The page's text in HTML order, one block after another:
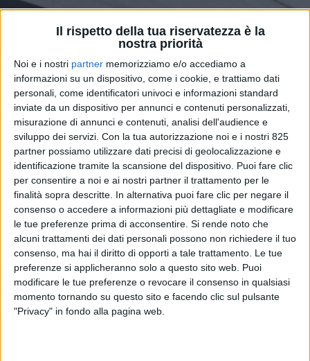
Il rispetto della tua riservatezza è la
nostra priorità
Noi e i nostri partner memorizziamo e/o accediamo a
informazioni su un dispositivo, come i cookie, e trattiamo dati
personali, come identificatori univoci e informazioni standard
inviate da un dispositivo per annunci e contenuti personalizzati,
misurazione di annunci e contenuti, analisi dell'audience e
sviluppo dei servizi. Con la tua autorizzazione noi e i nostri 825
partner possiamo utilizzare dati precisi di geolocalizzazione e
identificazione tramite la scansione del dispositivo. Puoi fare clic
per consentire a noi e ai nostri partner il trattamento per le
finalità sopra descritte. In alternativa puoi fare clic per negare il
consenso o accedere a informazioni più dettagliate e modificare
le tue preferenze prima di acconsentire. Si rende noto che
alcuni trattamenti dei dati personali possono non richiedere il tuo
consenso, ma hai il diritto di opporti a tale trattamento. Le tue
preferenze si applicheranno solo a questo sito web. Puoi
modificare le tue preferenze o revocare il consenso in qualsiasi
momento tornando su questo sito e facendo clic sul pulsante
"Privacy" in fondo alla pagina web.
Shopping francese per
l’italiana Fortidia
LOGISTICA 1 LUGLIO 2026